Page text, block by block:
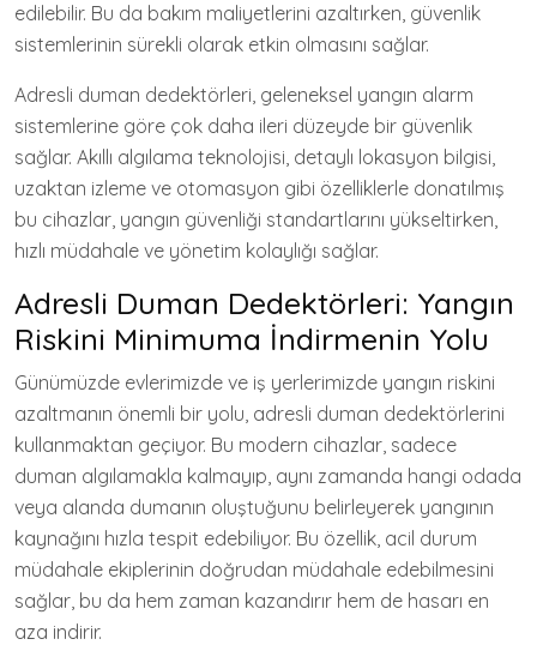
edilebilir. Bu da bakım maliyetlerini azaltırken, güvenlik
sistemlerinin sürekli olarak etkin olmasını sağlar.
Adresli duman dedektörleri, geleneksel yangın alarm
sistemlerine göre çok daha ileri düzeyde bir güvenlik
sağlar. Akıllı algılama teknolojisi, detaylı lokasyon bilgisi,
uzaktan izleme ve otomasyon gibi özelliklerle donatılmış
bu cihazlar, yangın güvenliği standartlarını yükseltirken,
hızlı müdahale ve yönetim kolaylığı sağlar.
Adresli Duman Dedektörleri: Yangın
Riskini Minimuma İndirmenin Yolu
Günümüzde evlerimizde ve iş yerlerimizde yangın riskini
azaltmanın önemli bir yolu, adresli duman dedektörlerini
kullanmaktan geçiyor. Bu modern cihazlar, sadece
duman algılamakla kalmayıp, aynı zamanda hangi odada
veya alanda dumanın oluştuğunu belirleyerek yangının
kaynağını hızla tespit edebiliyor. Bu özellik, acil durum
müdahale ekiplerinin doğrudan müdahale edebilmesini
sağlar, bu da hem zaman kazandırır hem de hasarı en
aza indirir.